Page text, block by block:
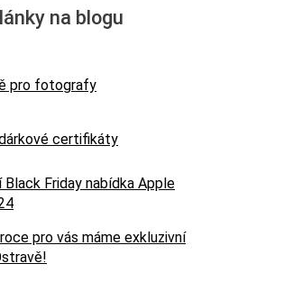
na blogu
pro fotografy
certifikáty
Black Friday nabídka Apple
pro vás máme exkluzivní